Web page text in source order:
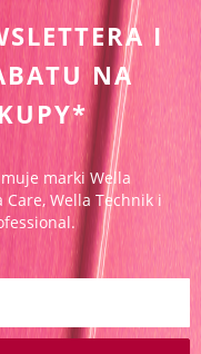
I
NA
marki Wella
Care, Wella Technik i